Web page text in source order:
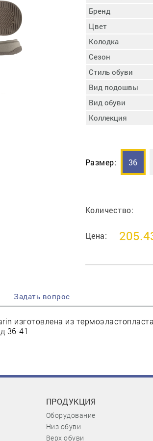
части
пятки
пяточной
заготовки
Бренд
Цвет
Колодка
Сезон
Стиль обуви
Вид подошвы
Вид обуви
Коллекция
Размер: 36
Количество:
Цена:
Задать вопрос
изготовлена из
36-41
ПРОДУКЦИЯ
Оборудование
Низ обуви
Верх обуви